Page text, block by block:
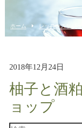
ホーム レッスンスケジュ
2018年12月24日
柚子と酒
ョップ